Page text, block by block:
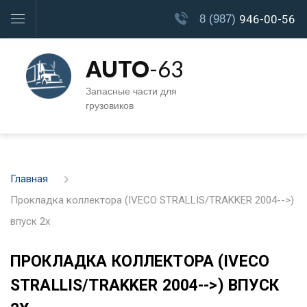
8 (987) 946-00-56
AUTO-63
Запасные части для
грузовиков
Главная
Прокладка коллектора (IVECO STRALLIS/TRAKKER 2004-->)
впуск 2x
ПРОКЛАДКА КОЛЛЕКТОРА (IVECO
STRALLIS/TRAKKER 2004-->) ВПУСК